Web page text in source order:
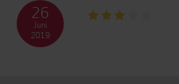
26
Juni
2019